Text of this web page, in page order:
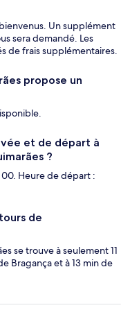
Un supplément
sera demandé. Les
de frais supplémentaires.
propose un
et de départ à
?
00. Heure de départ :
de
se trouve à seulement 11
Bragança et à 13 min de